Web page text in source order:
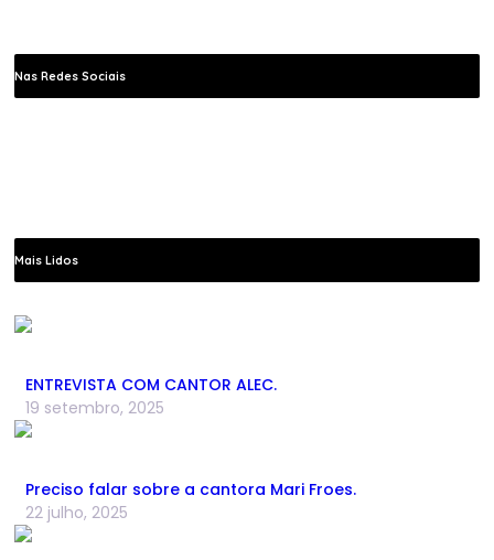
Nas Redes Sociais
Mais Lidos
ENTREVISTA COM CANTOR ALEC.
19 setembro, 2025
Preciso falar sobre a cantora Mari Froes.
22 julho, 2025